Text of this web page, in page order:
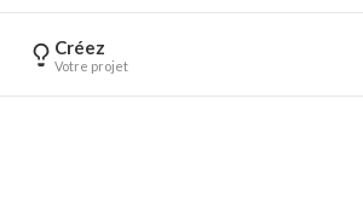
Créez
Votre projet